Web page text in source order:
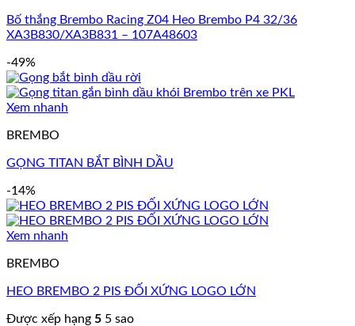
Bố thắng Brembo Racing Z04 Heo Brembo P4 32/36
XA3B830/XA3B831 – 107A48603
-49%
Xem nhanh
BREMBO
GỌNG TITAN BẮT BÌNH DẦU
-14%
Xem nhanh
BREMBO
HEO BREMBO 2 PIS ĐỐI XỨNG LOGO LỚN
Được xếp hạng 5 5 sao